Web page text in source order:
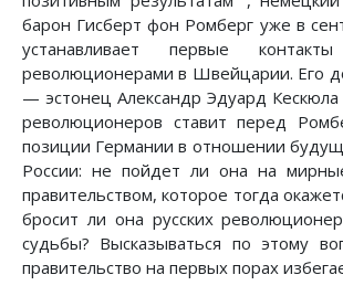
барон Гисберт фон Ромберг уже в
устанавливает первые
революционерами в Швейцарии. Его
— эстонец Александр Эдуард
революционеров ставит перед
позиции Германии в отношении
России: не пойдет ли она на
правительством, которое тогда
бросит ли она русских
судьбы? Высказываться по этому
правительство на первых порах